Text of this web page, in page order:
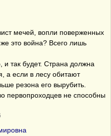
мечей, вопли поверженных
это война? Всего лишь
так будет. Страна должна
а если в лесу обитают
резона его вырубить.
первопроходцев не способны